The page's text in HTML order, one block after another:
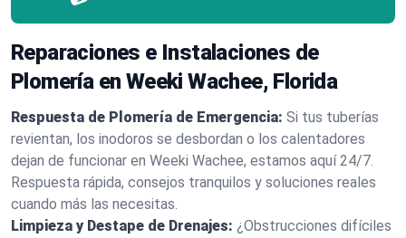
Reparaciones e Instalaciones de
Plomería en Weeki Wachee, Florida
Respuesta de Plomería de Emergencia: Si tus tuberías
revientan, los inodoros se desbordan o los calentadores
dejan de funcionar en Weeki Wachee, estamos aquí 24/7.
Respuesta rápida, consejos tranquilos y soluciones reales
cuando más las necesitas.
Limpieza y Destape de Drenajes: ¿Obstrucciones difíciles